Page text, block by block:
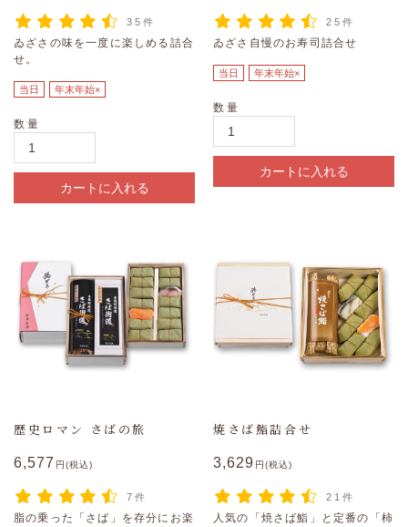
35件
ゐざさの味を一度に楽しめる詰合
せ。
当日 年末年始×
数量
カートに入れる
25件
ゐざさ自慢のお寿司詰合せ
当日 年末年始×
数量
カートに入れる
歴史ロマン さばの旅
6,577 円(税込)
7件
脂の乗った「さば」を存分にお楽
焼さば鮨詰合せ
3,629 円(税込)
21件
人気の「焼さば鮨」と定番の「柿